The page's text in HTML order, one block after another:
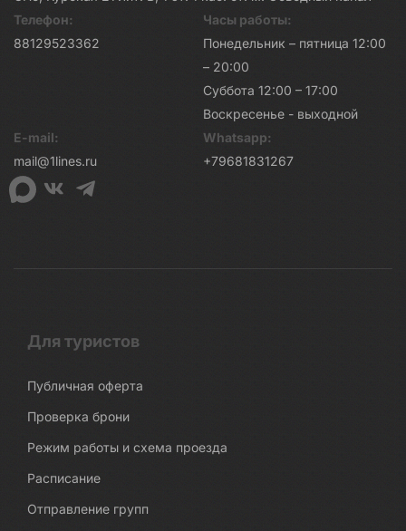
Телефон:
88129523362
Часы работы:
Понедельник – пятница 12:00
– 20:00
Суббота 12:00 – 17:00
Воскресенье - выходной
E-mail:
mail@1lines.ru
Whatsapp:
+79681831267
Для туристов
Публичная оферта
Проверка брони
Режим работы и схема проезда
Расписание
Отправление групп